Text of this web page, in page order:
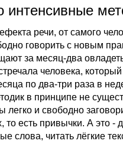
интенсивные
речи, от самого
говорить с новым
за месяц-два
человека,
по два-три раза в
в принципе не
и свободно
то есть привычки. А это -
слова, читать лёгкие